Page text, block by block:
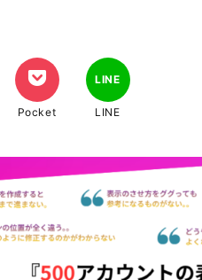
Pocket
LINE
LINE